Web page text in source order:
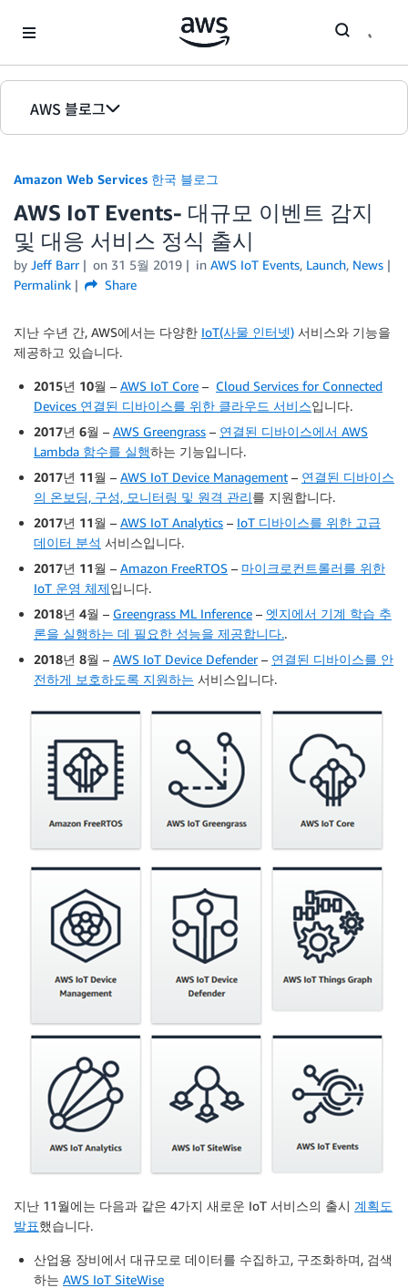
AWS 블로그
홈
에디션
Amazon Web Services 한국 블로그
AWS IoT Events- 대규모 이벤트 감지
및 대응 서비스 정식 출시
by Jeff Barr on 31 5월 2019 in AWS IoT Events, Launch, News
Permalink
Share
지난 수년 간, AWS에서는 다양한 IoT(사물 인터넷) 서비스와 기능을
제공하고 있습니다.
2015년 10월 – AWS IoT Core – Cloud Services for Connected
Devices 연결된 디바이스를 위한 클라우드 서비스입니다.
2017년 6월 – AWS Greengrass – 연결된 디바이스에서 AWS
Lambda 함수를 실행하는 기능입니다.
2017년 11월 – AWS IoT Device Management – 연결된 디바이스
의 온보딩, 구성, 모니터링 및 원격 관리를 지원합니다.
2017년 11월 – AWS IoT Analytics – IoT 디바이스를 위한 고급
데이터 분석 서비스입니다.
2017년 11월 – Amazon FreeRTOS – 마이크로컨트롤러를 위한
IoT 운영 체제입니다.
2018년 4월 – Greengrass ML Inference – 엣지에서 기계 학습 추
론을 실행하는 데 필요한 성능을 제공합니다..
2018년 8월 – AWS IoT Device Defender– 연결된 디바이스를 안
전하게 보호하도록 지원하는 서비스입니다.
지난 11월에는 다음과 같은 4가지 새로운 IoT 서비스의 출시 계획도
발표했습니다.
산업용 장비에서 대규모로 데이터를 수집하고, 구조화하며, 검색
하는 AWS IoT SiteWise